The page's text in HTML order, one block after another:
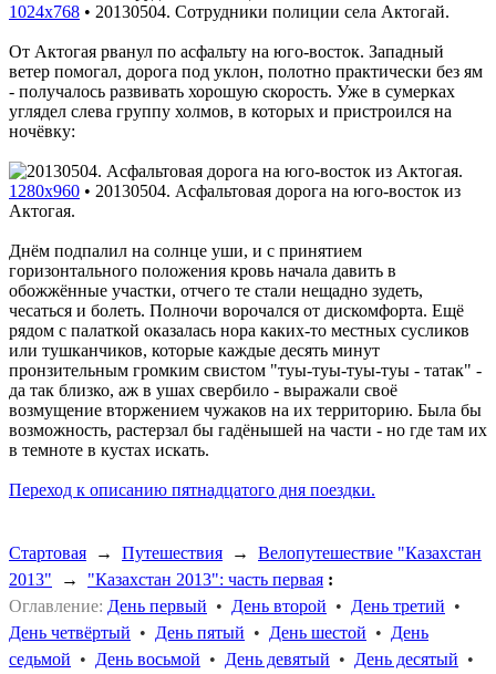
1024x768 • 20130504. Сотрудники полиции села Актогай.
От Актогая рванул по асфальту на юго-восток. Западный
ветер помогал, дорога под уклон, полотно практически без ям
- получалось развивать хорошую скорость. Уже в сумерках
углядел слева группу холмов, в которых и пристроился на
ночёвку:
1280x960 • 20130504. Асфальтовая дорога на юго-восток из
Актогая.
Днём подпалил на солнце уши, и с принятием
горизонтального положения кровь начала давить в
обожжённые участки, отчего те стали нещадно зудеть,
чесаться и болеть. Полночи ворочался от дискомфорта. Ещё
рядом с палаткой оказалась нора каких-то местных сусликов
или тушканчиков, которые каждые десять минут
пронзительным громким свистом "туы-туы-туы-туы - татак" -
да так близко, аж в ушах свербило - выражали своё
возмущение вторжением чужаков на их территорию. Была бы
возможность, растерзал бы гадёнышей на части - но где там их
в темноте в кустах искать.
Переход к описанию пятнадцатого дня поездки.
Стартовая → Путешествия → Велопутешествие "Казахстан
2013" → "Казахстан 2013": часть первая :
Оглавление: День первый • День второй • День третий •
День четвёртый • День пятый • День шестой • День
седьмой • День восьмой • День девятый • День десятый •